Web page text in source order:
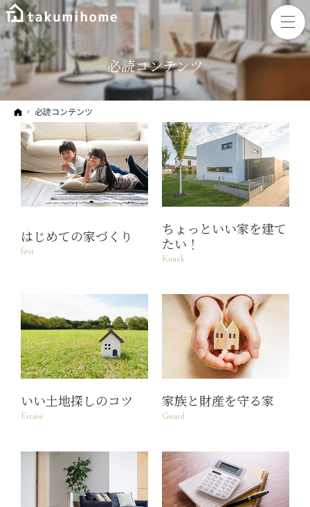
必読コンテンツ
ホーム
必読コンテンツ
はじめての家づくり
first
ちょっといい家を建て
たい！
Knack
いい土地探しのコツ
Estate
家族と財産を守る家
Guard